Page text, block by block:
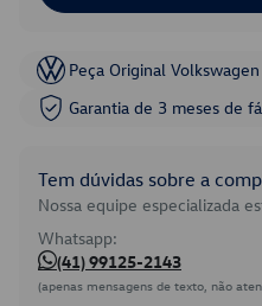
Peça Original Volkswagen
Garantia de 3 meses de
Tem dúvidas sobre a
Nossa equipe especializada
Whatsapp:
(41) 99125-2143
(apenas mensagens de texto, não